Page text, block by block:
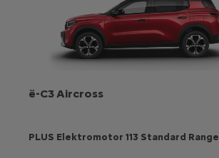
ë-C3 Aircross
PLUS Elektromotor 113 Standard Range